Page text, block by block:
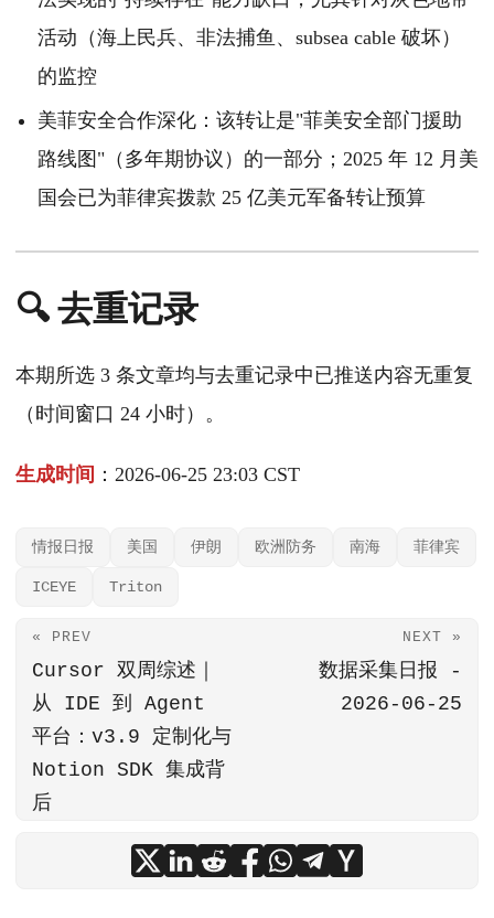
活动（海上民兵、非法捕鱼、subsea cable 破坏）
的监控
美菲安全合作深化：该转让是"菲美安全部门援助
路线图"（多年期协议）的一部分；2025 年 12 月美
国会已为菲律宾拨款 25 亿美元军备转让预算
🔍 去重记录
本期所选 3 条文章均与去重记录中已推送内容无重复
（时间窗口 24 小时）。
生成时间 ：2026-06-25 23:03 CST
情报日报 美国 伊朗 欧洲防务 南海 菲律宾
ICEYE Triton
« PREV
Cursor 双周综述｜
从 IDE 到 Agent
平台：v3.9 定制化与
Notion SDK 集成背
后
NEXT »
数据采集日报 -
2026-06-25